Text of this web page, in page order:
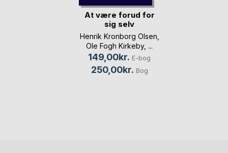
At være forud for
sig selv
Henrik Kronborg Olsen
Ole Fogh Kirkeby, ...
149,00kr. E-bog
250,00kr. Bog